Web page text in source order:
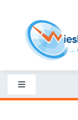
content
Toggle
Navigation